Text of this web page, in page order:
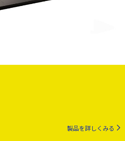
製品を詳しくみる